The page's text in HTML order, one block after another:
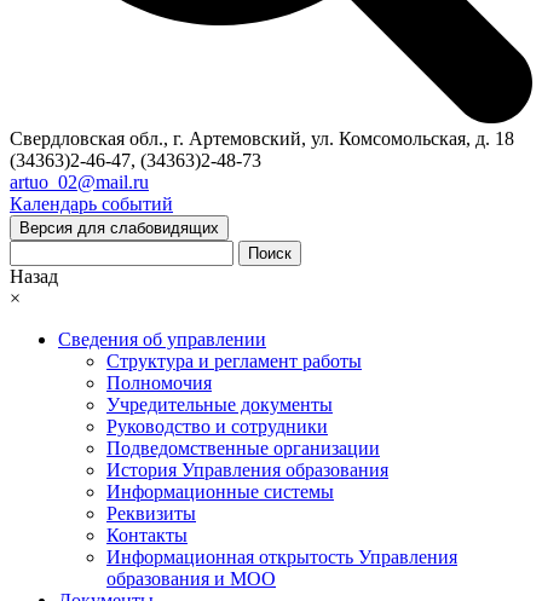
Свердловская обл., г. Артемовский, ул. Комсомольская, д. 18
(34363)2-46-47, (34363)2-48-73
artuo_02@mail.ru
Календарь событий
Версия для слабовидящих
Поиск
Назад
×
Сведения об управлении
Структура и регламент работы
Полномочия
Учредительные документы
Руководство и сотрудники
Подведомственные организации
История Управления образования
Информационные системы
Реквизиты
Контакты
Информационная открытость Управления
образования и МОО